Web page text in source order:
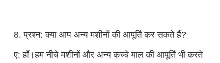
8. प्रश्न: क्या आप अन्य मशीनों की आपूर्ति कर सकते हैं?
ए: हाँ।हम नीचे मशीनों और अन्य कच्चे माल की आपूर्ति भी करते